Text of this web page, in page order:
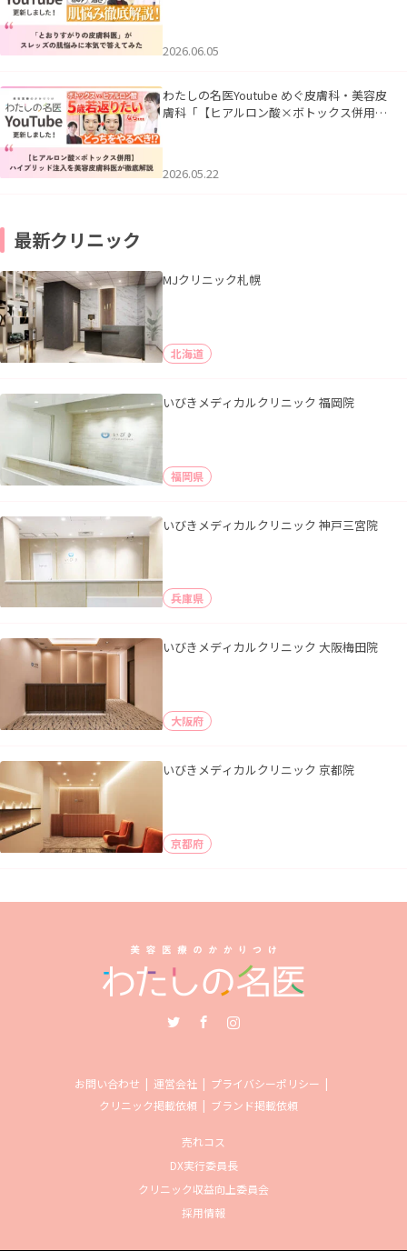
2026.06.05
わたしの名医Youtube めぐ皮膚科・美容皮
膚科「【ヒアルロン酸×ボトックス併用】
2026.05.22
最新クリニック
MJクリニック札幌
北海道
いびきメディカルクリニック 福岡院
福岡県
いびきメディカルクリニック 神戸三宮院
兵庫県
いびきメディカルクリニック 大阪梅田院
大阪府
いびきメディカルクリニック 京都院
京都府
お問い合わせ 運営会社
プライバシーポリシー
クリニック掲載依頼
ブランド掲載依頼
売れコス
DX実行委員長
クリニック収益向上委員会
採用情報